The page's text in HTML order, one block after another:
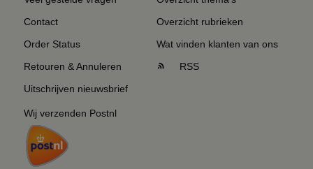
Contact
Order Status
Retouren & Annuleren
Uitschrijven nieuwsbrief
Wij verzenden Postnl
Overzicht rubrieken
Wat vinden klanten van ons
RSS